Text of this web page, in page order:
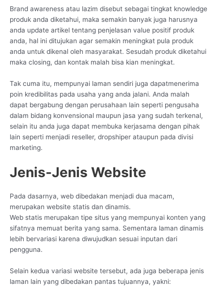
Brand awareness atau lazim disebut sebagai tingkat knowledge
produk anda diketahui, maka semakin banyak juga harusnya
anda update artikel tentang penjelasan value positif produk
anda, hal ini ditujukan agar semakin meningkat pula produk
anda untuk dikenal oleh masyarakat. Sesudah produk diketahui
maka closing, dan kontak malah bisa kian meningkat.
Tak cuma itu, mempunyai laman sendiri juga dapatmenerima
poin kredibilitas pada usaha yang anda jalani. Anda malah
dapat bergabung dengan perusahaan lain seperti pengusaha
dalam bidang konvensional maupun jasa yang sudah terkenal,
selain itu anda juga dapat membuka kerjasama dengan pihak
lain seperti menjadi reseller, dropshiper ataupun pada divisi
marketing.
Jenis-Jenis Website
Pada dasarnya, web dibedakan menjadi dua macam,
merupakan website statis dan dinamis.
Web statis merupakan tipe situs yang mempunyai konten yang
sifatnya memuat berita yang sama. Sementara laman dinamis
lebih bervariasi karena diwujudkan sesuai inputan dari
pengguna.
Selain kedua variasi website tersebut, ada juga beberapa jenis
laman lain yang dibedakan pantas tujuannya, yakni: